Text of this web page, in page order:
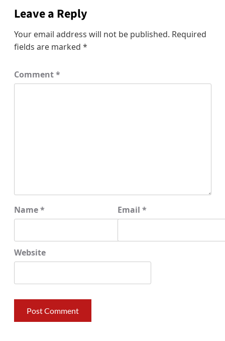
Leave a Reply
Your email address will not be published. Required
fields are marked *
Comment*
Name* Email *
Website